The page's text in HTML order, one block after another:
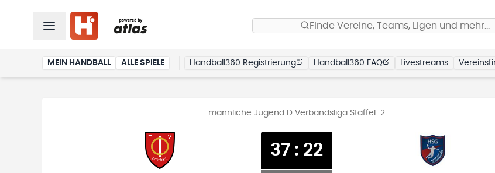
Finde Vereine, Teams, Ligen und mehr…
MEIN HANDBALL ALLE SPIELE Handball360 Registrierung Handball360 FAQ Livestreams
männliche Jugend D Verbandsliga Staffel-2
37 : 22